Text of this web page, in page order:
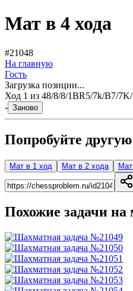
Мат в 4 хода
#21048
На главную
Гость
Загрузка позиции...
Ход 1 из 48/8/8/1BR5/7k/B7/
- Заново
Попробуйте другую
Мат в 1 ход Мат в 2 хода
Похожие задачи на